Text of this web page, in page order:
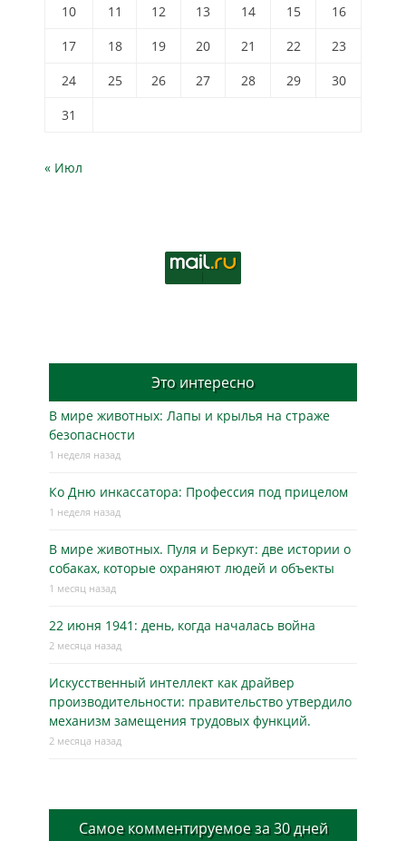
10
11 12 13 14 15
16
17
18 19 20 21 22
23
24
25 26 27 28 29
30
31
« Июл
Это интересно
В мире животных: Лапы и крылья на страже
безопасности
1 неделя назад
Ко Дню инкассатора: Профессия под прицелом
1 неделя назад
В мире животных. Пуля и Беркут: две истории о
собаках, которые охраняют людей и объекты
1 месяц назад
22 июня 1941: день, когда началась война
2 месяца назад
Искусственный интеллект как драйвер
производительности: правительство утвердило
механизм замещения трудовых функций.
2 месяца назад
Самое комментируемое за 30 дней